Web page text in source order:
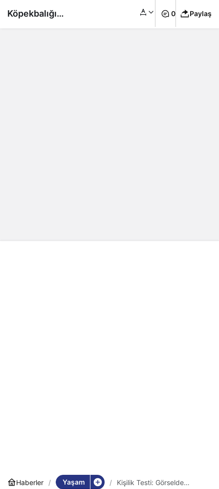
Haberler Yaşam
Kişilik Testi: Görselde
Köpekbalığı 0 Paylaş